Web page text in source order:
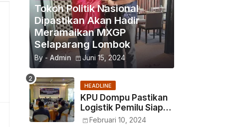
Tokoh Politik Nasional
Dipastikan Akan Hadir
Meramaikan MXGP
Selaparang Lombok
By - Admin Juni 15, 2024
HEADLINE
KPU Dompu Pastikan
Logistik Pemilu Siap
Didistribusikan Tepat
Februari 10, 2024